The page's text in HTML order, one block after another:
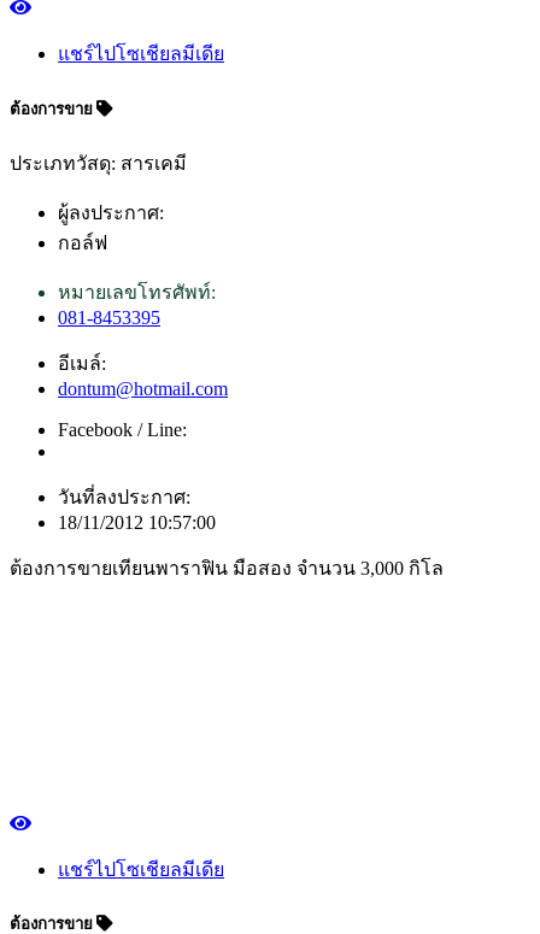
แชร์ไปโซเชียลมีเดีย
ต้องการขาย
ประเภทวัสดุ: สารเคมี
ผู้ลงประกาศ:
กอล์ฟ
หมายเลขโทรศัพท์:
081-8453395
อีเมล์:
dontum@hotmail.com
Facebook / Line:
วันที่ลงประกาศ:
18/11/2012 10:57:00
ต้องการขายเทียนพาราฟิน มือสอง จำนวน 3,000 กิโล
แชร์ไปโซเชียลมีเดีย
ต้องการขาย